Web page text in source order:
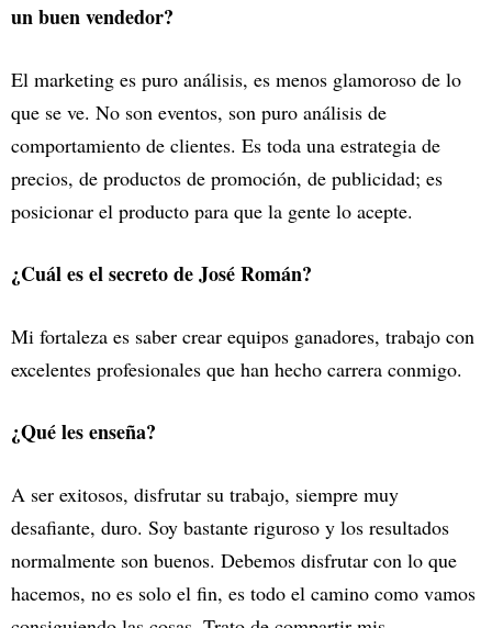
un buen vendedor?
El marketing es puro análisis, es menos glamoroso de lo
que se ve. No son eventos, son puro análisis de
comportamiento de clientes. Es toda una estrategia de
precios, de productos de promoción, de publicidad; es
posicionar el producto para que la gente lo acepte.
¿Cuál es el secreto de José Román?
Mi fortaleza es saber crear equipos ganadores, trabajo con
excelentes profesionales que han hecho carrera conmigo.
¿Qué les enseña?
A ser exitosos, disfrutar su trabajo, siempre muy
desafiante, duro. Soy bastante riguroso y los resultados
normalmente son buenos. Debemos disfrutar con lo que
hacemos, no es solo el fin, es todo el camino como vamos